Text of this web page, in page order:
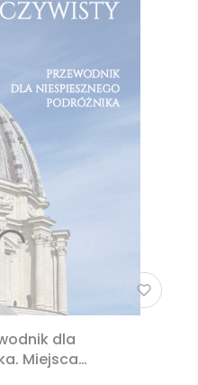
dla
Miejsca
atrakcje